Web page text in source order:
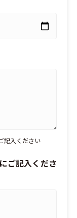
記入ください
ご記入くださ